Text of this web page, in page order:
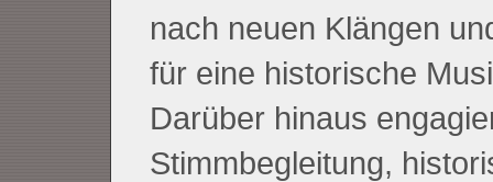
nach neuen Klängen
für eine historische
Darüber hinaus
Stimmbegleitung,